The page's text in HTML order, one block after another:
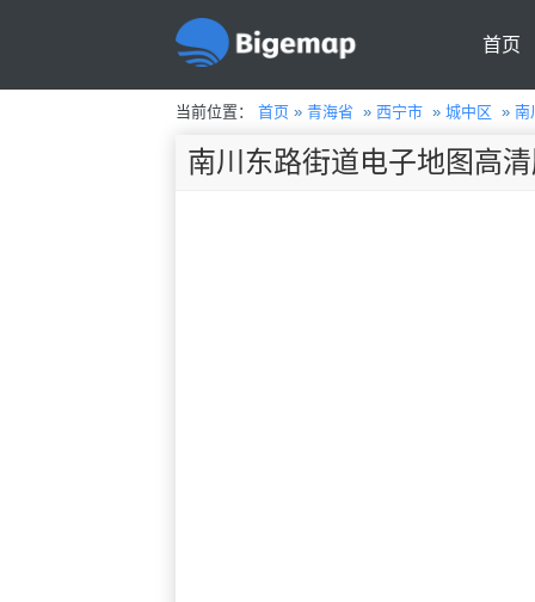
首页
当前位置： 首页» 青海省 » 西宁市» 城中区 » 南
南川东路街道电子地图高